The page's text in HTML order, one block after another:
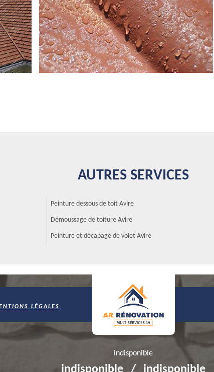
du marché. À Avire, dans le 49500, n’hésitez pas à le contacter.
Multiservices est reconnu compétent par les
est un professionnel en matière de pose de produit hydrofuge de toiture. Ce
dans le métier. Il dispose d’une équipe de couvreurs qualifiés qui est en
réussie. Si votre toiture est en tuiles ou en ardoises, adressez-vous à AR
à AR Rénovation Multiservices !
Multiservices est une entreprise de couverture que vous pouvez
technique est une bonne option recommandée pour renforcer
renouvèlement de la toiture. Il faut faire appel à un professionnel pour
pas à le contacter si vous êtes à Avire, dans le 49500 pour une
AUTRES SERVICES
Peinture dessous de toit Avire
Démoussage de toiture Avire
Peinture et décapage de volet Avire
LÉGALES
indisponible
indisponible / indisponible